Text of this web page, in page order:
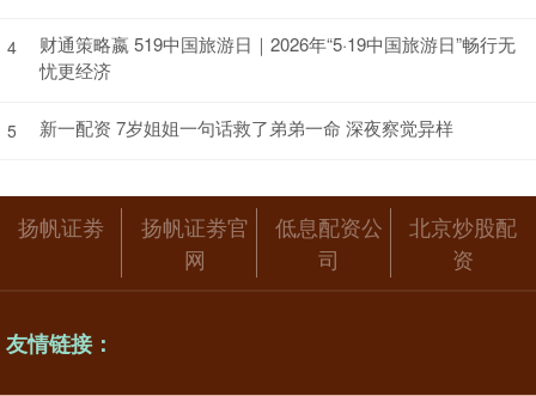
4
财通策略嬴 519中国旅游日｜2026年“5·19中国旅游日”畅行无
忧更经济
5 新一配资 7岁姐姐一句话救了弟弟一命 深夜察觉异样
扬帆证劵
扬帆证劵官
网
低息配资公
司
北京炒股配
资
友情链接：